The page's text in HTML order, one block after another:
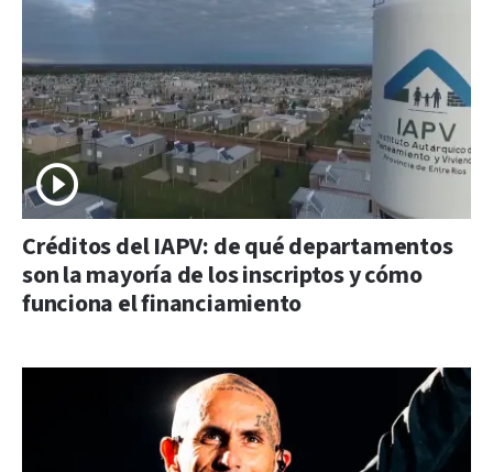
Créditos del IAPV: de qué departamentos
son la mayoría de los inscriptos y cómo
funciona el financiamiento